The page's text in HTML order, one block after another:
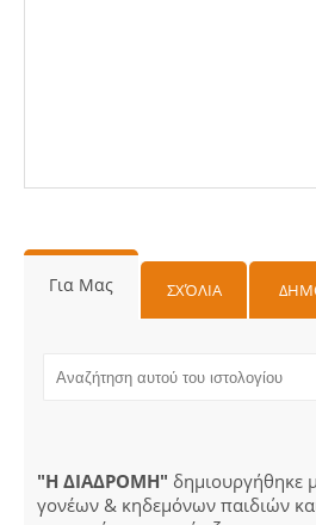
Για Μας ΣΧΌΛΙΑ
"Η ΔΙΑΔΡΟΜΗ" δημιουργήθηκε
γονέων & κηδεμόνων παιδιών